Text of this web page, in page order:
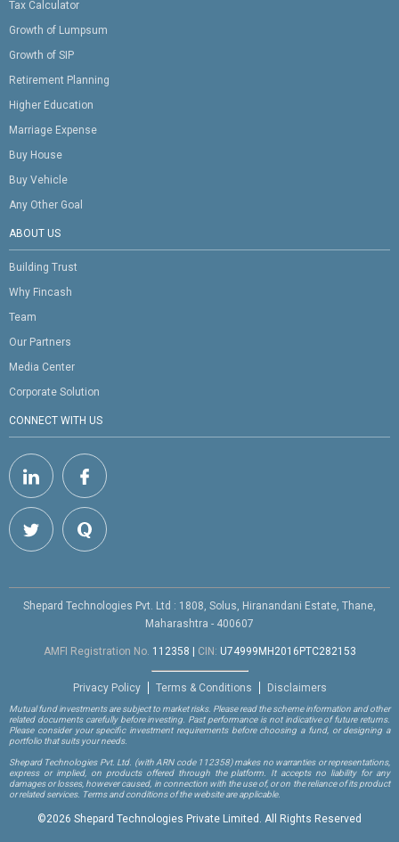
Tax Calculator
Growth of Lumpsum
Growth of SIP
Retirement Planning
Higher Education
Marriage Expense
Buy House
Buy Vehicle
Any Other Goal
ABOUT US
Building Trust
Why Fincash
Team
Our Partners
Media Center
Corporate Solution
CONNECT WITH US
Shepard Technologies Pvt. Ltd : 1808, Solus, Hiranandani Estate, Thane,
Maharashtra - 400607
AMFI Registration No. 112358 CIN: U74999MH2016PTC282153
Privacy Policy Terms & Conditions Disclaimers
Mutual fund investments are subject to market risks. Please read the scheme information and other
related documents carefully before investing. Past performance is not indicative of future returns.
Please consider your specific investment requirements before choosing a fund, or designing a
portfolio that suits your needs.
Shepard Technologies Pvt. Ltd. (with ARN code 112358)makes no warranties or representations,
express or implied, on products offered through the platform. It accepts no liability for any
damages or losses, however caused, in connection with the use of, or on the reliance of its product
or related services. Terms and conditions of the website are applicable.
©2026 Shepard Technologies Private Limited. All Rights Reserved